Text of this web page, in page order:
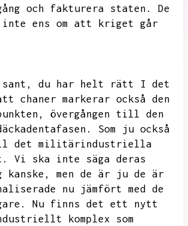
och fakturera staten.
De
ens om att kriget går
du
har helt rätt I det
chaner markerar också den
övergången till den
Som ju också
det militärindustriella
Vi ska inte säga deras
kanske, men de är ju de är
nu jämfört med de
Nu finns det ett nytt
komplex som